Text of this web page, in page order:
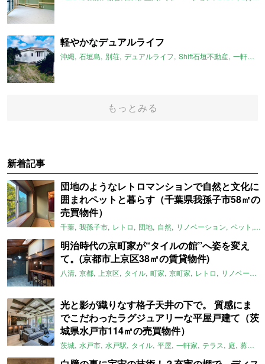
軽やかなデュアルライフ
沖縄 石垣島 別荘 デュアルライフ Shift石垣不動産 一軒家
もっとみる
新着記事
団地のようなレトロマンションで自然と文化に
囲まれペットと暮らす（千葉県我孫子市58㎡の
売買物件）
千葉 我孫子市 レトロ 団地 自然 リノベーション ペット
明治時代の京町家が“タイルの館”へ姿を変え
て。(京都市上京区38㎡の賃貸物件)
八清 京都 上京区 タイル 町家 京町家 レトロ リノベーション
光と影が織りなす格子天井の下で。 質感にま
でこだわったラグジュアリーな平屋戸建て（茨
城県水戸市114㎡の売買物件）
茨城 水戸市 水戸駅 タイル 平屋 一軒家 テラス 庭 募集中